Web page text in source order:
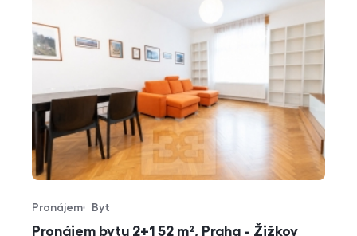
Pronájem bytu 2+1 52 m², Praha - Žižkov
Typ nabídky
Pronájem
Typ nemovitosti
Byt